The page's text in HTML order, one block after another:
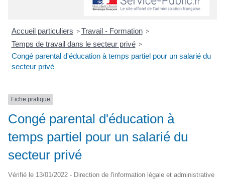
Accueil particuliers > Travail - Formation >
Temps de travail dans le secteur privé >
Congé parental d'éducation à temps partiel pour un salarié du
secteur privé
Fiche pratique
Congé parental d'éducation à
temps partiel pour un salarié du
secteur privé
Vérifié le 13/01/2022 - Direction de l'information légale et administrative